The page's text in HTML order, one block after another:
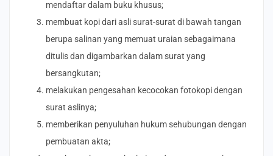
mendaftar dalam buku khusus;
membuat kopi dari asli surat-surat di bawah tangan
berupa salinan yang memuat uraian sebagaimana
ditulis dan digambarkan dalam surat yang
bersangkutan;
melakukan pengesahan kecocokan fotokopi dengan
surat aslinya;
memberikan penyuluhan hukum sehubungan dengan
pembuatan akta;